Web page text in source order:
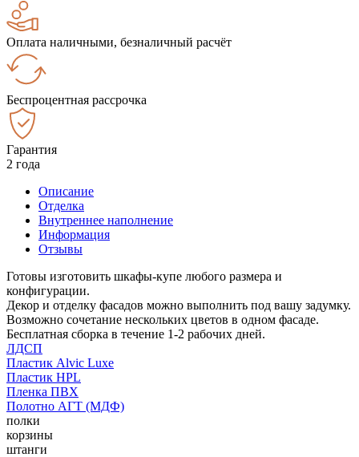
Оплата наличными, безналичный расчёт
Беспроцентная рассрочка
Гарантия
2 года
Описание
Отделка
Внутреннее наполнение
Информация
Отзывы
Готовы изготовить шкафы-купе любого размера и
конфигурации.
Декор и отделку фасадов можно выполнить под вашу задумку.
Возможно сочетание нескольких цветов в одном фасаде.
Бесплатная сборка в течение 1-2 рабочих дней.
ЛДСП
Пластик Alvic Luxe
Пластик HPL
Пленка ПВХ
Полотно АГТ (МДФ)
полки
корзины
штанги